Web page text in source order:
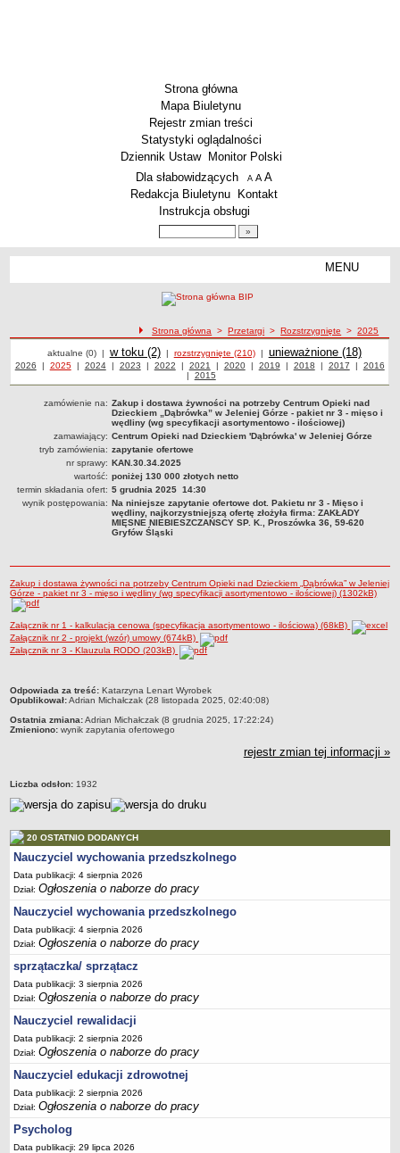
Strona główna
Mapa Biuletynu
Rejestr zmian treści
Statystyki oglądalności
Dziennik Ustaw
Monitor Polski
Menu dodatkowe
Dla słabowidzących A pomniejsz czcionkę
A standardowy rozmiar czcionki
A
Redakcja Biuletynu
Kontakt
Instrukcja obsługi
MENU
Szkoły podstawowe
Inne placówki
PRACA W PLACÓWKACH OŚWIATWYCH
ZARZĄDZENIA
PRZETARGI
SPRAWOZDANIA FINANSOWE
2018
2021
2022
2023
2024
2025
DEKLARACJA DOSTĘPNOŚCI
2021
ścieżka nawigacji
Strona główna >Przetargi >Rozstrzygnięte >2025
Przetargi
aktualne (0)| Przetargi
w toku (2)| rozstrzygnięte (210)| Przetargi
unieważnione (18)
Przetargi z roku
2026 | Przetargi z roku
2025| Przetargi z roku
2024| Przetargi z roku
2023 | Przetargi z roku
2022 | Przetargi z roku
2021 | Przetargi z roku
2020| Przetargi z roku
2019 | Przetargi z roku
2018 | Przetargi z roku
2017 | Przetargi
2016
| Przetargi z roku
2015
zamówienie na: Zakup i dostawa żywności na potrzeby Centrum Opieki nad
Dzieckiem „Dąbrówka” w Jeleniej Górze - pakiet nr 3 - mięso i
wędliny (wg specyfikacji asortymentowo - ilościowej)
zamawiający: Centrum Opieki nad Dzieckiem 'Dąbrówka' w Jeleniej Górze
tryb zamówienia: zapytanie ofertowe
nr sprawy: KAN.30.34.2025
wartość: poniżej 130 000 złotych netto
termin składania ofert: 5 grudnia 2025 14:30
wynik postępowania: Na niniejsze zapytanie ofertowe dot. Pakietu nr 3 - Mięso i
wędliny, najkorzystniejszą ofertę złożyła firma: ZAKŁADY
MIĘSNE NIEBIESZCZAŃSCY SP. K., Proszówka 36, 59-620
Gryfów Śląski
Zakup i dostawa żywności na potrzeby Centrum Opieki nad Dzieckiem „Dąbrówka” w Jeleniej
Górze - pakiet nr 3 - mięso i wędliny (wg specyfikacji asortymentowo - ilościowej) (1302kB)
Załącznik nr 1 - kalkulacja cenowa (specyfikacja asortymentowo - ilościowa) (68kB)
Załącznik nr 2 - projekt (wzór) umowy (674kB)
Załącznik nr 3 - Klauzula RODO (203kB)
metryczka
Odpowiada za treść: Katarzyna Lenart Wyrobek
Opublikował:Adrian Michałczak (28 listopada 2025, 02:40:08)
Ostatnia zmiana:Adrian Michałczak (8 grudnia 2025, 17:22:24)
Zmieniono: wynik zapytania ofertowego
rejestr zmian tej informacji »
Liczba odsłon: 1932
20 OSTATNIO DODANYCH
Nauczyciel wychowania przedszkolnego
Data publikacji: 4 sierpnia 2026
Dział:Ogłoszenia o naborze do pracy
Nauczyciel wychowania przedszkolnego
Data publikacji: 4 sierpnia 2026
Dział:Ogłoszenia o naborze do pracy
sprzątaczka/ sprzątacz
Data publikacji: 3 sierpnia 2026
Dział:Ogłoszenia o naborze do pracy
Nauczyciel rewalidacji
Data publikacji: 2 sierpnia 2026
Dział:Ogłoszenia o naborze do pracy
Nauczyciel edukacji zdrowotnej
Data publikacji: 2 sierpnia 2026
Dział:Ogłoszenia o naborze do pracy
Psycholog
Data publikacji: 29 lipca 2026